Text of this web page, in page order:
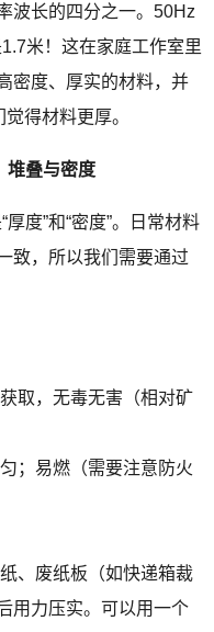
波长的四分之一。50Hz
米！这在家庭工作室里
密度、厚实的材料，并
得材料更厚。
堆叠与密度
度”和“密度”。日常材料
致，所以我们需要通过
取，无毒无害（相对矿
；易燃（需要注意防火
、废纸板（如快递箱裁
用力压实。可以用一个